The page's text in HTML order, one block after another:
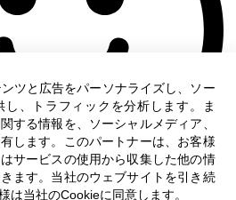
ツと広告をパーソナライズし、ソー
、トラフィックを分析します。ま
する情報を、ソーシャルメディア、
します。このパートナーは、お客様
サービスの使用から収集した他の情
ます。当社のウェブサイトを引き続
は当社のCookieに同意します。